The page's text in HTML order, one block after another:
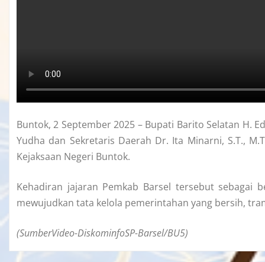
Buntok, 2 September 2025 – Bupati Barito Selatan H.
Yudha dan Sekretaris Daerah Dr. Ita Minarni, S.T.,
Kejaksaan Negeri Buntok.
Kehadiran jajaran Pemkab Barsel tersebut sebagai
mewujudkan tata kelola pemerintahan yang bersih,
(SumberVideo-DiskominfoSP-Barsel/BU5)